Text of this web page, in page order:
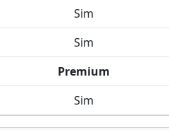
Sim
Sim
Premium
Sim